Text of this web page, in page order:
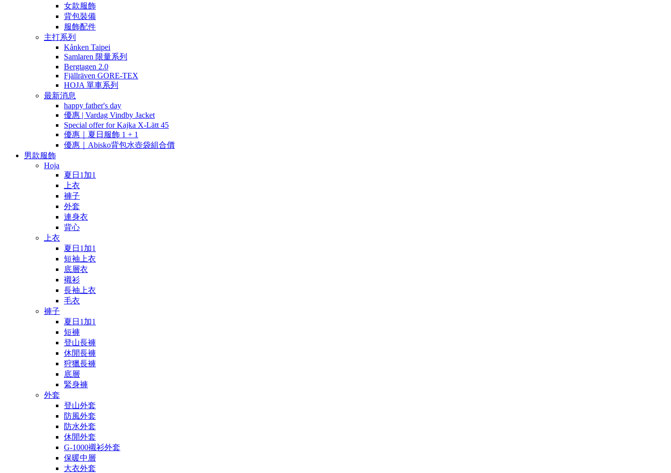
女款服飾
背包裝備
服飾配件
主打系列
Kånken Taipei
Samlaren 限量系列
Bergtagen 2.0
Fjällräven GORE-TEX
HOJA 單車系列
最新消息
happy father's day
優惠 | Vardag Vindby Jacket
Special offer for Kajka X-Lätt 45
優惠｜夏日服飾 1 + 1
優惠｜Abisko背包水壺袋組合價
男款服飾
Hoja
夏日1加1
上衣
褲子
外套
連身衣
背心
上衣
夏日1加1
短袖上衣
底層衣
襯衫
長袖上衣
毛衣
褲子
夏日1加1
短褲
登山長褲
休閒長褲
狩獵長褲
底層
緊身褲
外套
登山外套
防風外套
防水外套
休閒外套
G-1000襯衫外套
保暖中層
大衣外套